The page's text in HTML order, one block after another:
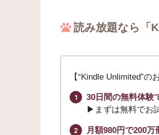
読み放題なら「
【“Kindle Unlimited”の
30日間の無料体験
▶︎まずは無料でお
月額980円で200万